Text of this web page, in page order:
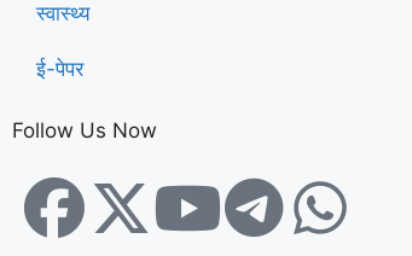
स्वास्थ्य
ई-पेपर
Follow Us Now